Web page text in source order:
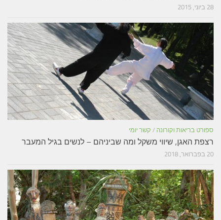
28 ביוני, 2015
ספורט בריאות וקורונה / קשר יומי
רצפת האגן, שיווי משקל ומה שביניהם – לנשים בגיל המעבר
20 בפברואר, 2018